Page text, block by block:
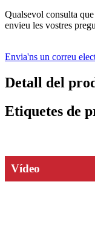
Qualsevol consulta
envieu les vostres
Envia'ns un correu
Detall del
Etiquetes de
Vídeo